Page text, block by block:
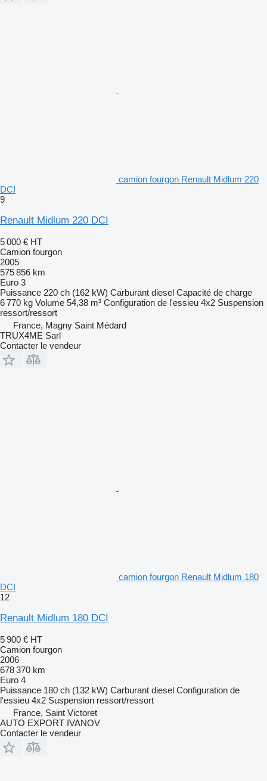
camion fourgon Renault Midlum 220
DCI
9
Renault Midlum 220 DCI
5 000 € HT
Camion fourgon
2005
575 856 km
Euro 3
Puissance 220 ch (162 kW) Carburant diesel Capacité de charge
6 770 kg Volume 54,38 m³ Configuration de l'essieu 4x2 Suspension
ressort/ressort
France, Magny Saint Médard
TRUX4ME Sarl
Contacter le vendeur
camion fourgon Renault Midlum 180
DCI
12
Renault Midlum 180 DCI
5 900 € HT
Camion fourgon
2006
678 370 km
Euro 4
Puissance 180 ch (132 kW) Carburant diesel Configuration de
l'essieu 4x2 Suspension ressort/ressort
France, Saint Victoret
AUTO EXPORT IVANOV
Contacter le vendeur